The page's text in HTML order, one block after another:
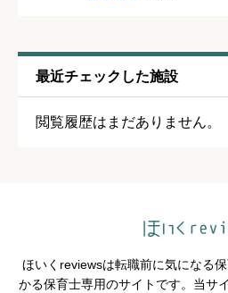
通いやすさ
星の数をお選びください 
シフトの融通
最近チェックした施設
閲覧履歴はまだありません。
ほいくreviewsは転職前に気になる
かる保育士専用のサイトです。当サ